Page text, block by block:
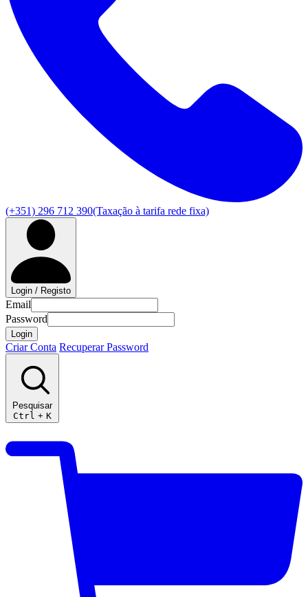
(+351) 296 712 390(Taxação à tarifa rede fixa)
Login / Registo
Email
Password
Login
Criar Conta Recuperar Password
Pesquisar
Ctrl + K